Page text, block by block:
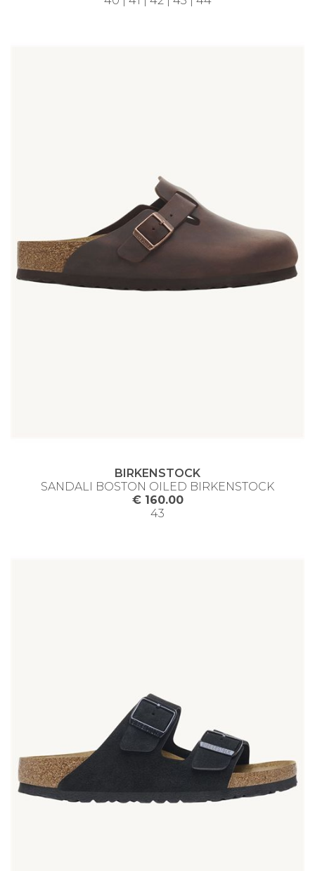
BIRKENSTOCK
SANDALI BOSTON OILED BIRKENSTOCK
€ 160.00
43